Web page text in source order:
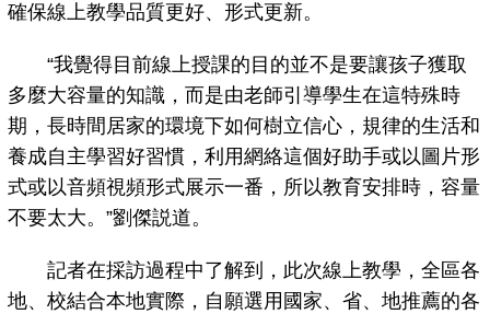
確保線上教學品質更好、形式更新。
“我覺得目前線上授課的目的並不是要讓孩子獲取
多麼大容量的知識，而是由老師引導學生在這特殊時
期，長時間居家的環境下如何樹立信心，規律的生活和
養成自主學習好習慣，利用網絡這個好助手或以圖片形
式或以音頻視頻形式展示一番，所以教育安排時，容量
不要太大。”劉傑説道。
記者在採訪過程中了解到，此次線上教學，全區各
地、校結合本地實際，自願選用國家、省、地推薦的各